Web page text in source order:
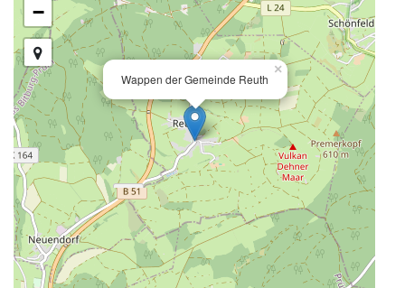
Wappen der Gemeinde Reuth
×
−